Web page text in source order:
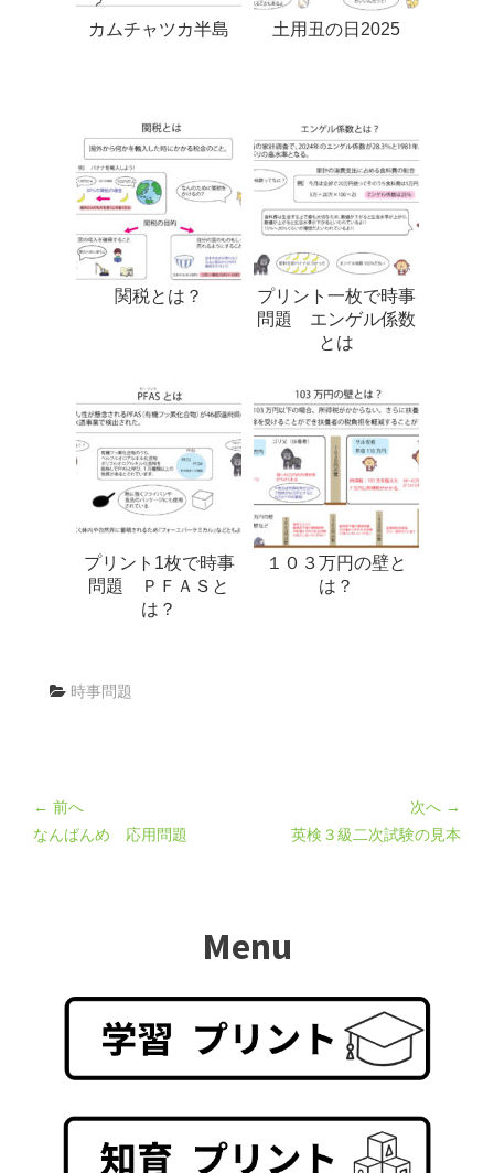
カムチャツカ半島 土用丑の日2025
関税とは？
プリント一枚で時事
問題 エンゲル係数
とは
プリント1枚で時事
問題 ＰＦＡＳと
は？
１０３万円の壁と
は？
時事問題
← 前へ
なんばんめ 応用問題
次へ →
英検３級二次試験の見本
Menu